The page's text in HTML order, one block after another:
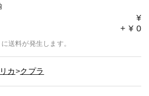
・保温などの効果を自然と協業すること
持続可能な農耕システムとして地域を挙
めております。
¥
+ ¥ 0
送料が発生します。
カ クプラ